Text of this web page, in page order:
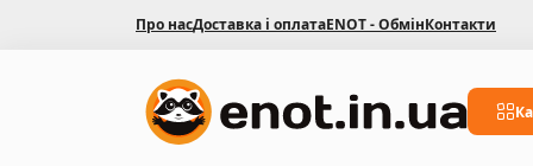
Про насДоставка і оплатаENOT - ОбмінКонтакти